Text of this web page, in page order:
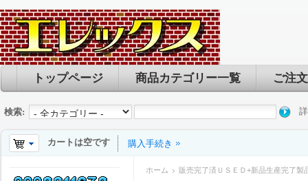
トップページ 商品カテゴリー一覧 ご注
検索:
カートは空です 購入手続き
ホーム 販売完了済ＵＳＥＤ+新品生産完了製